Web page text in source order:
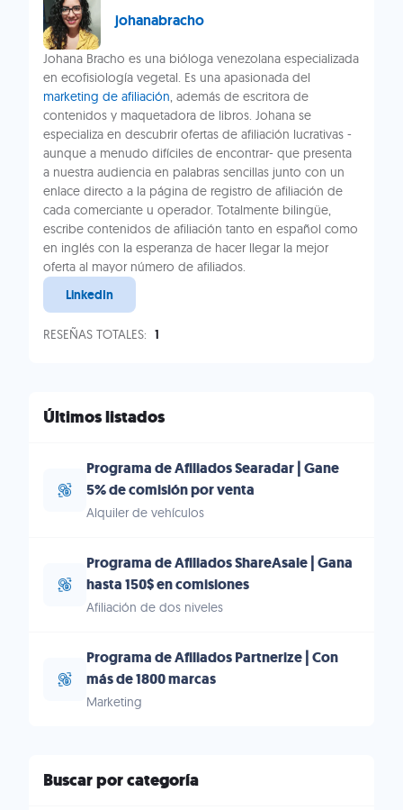
johanabracho
Johana Bracho es una bióloga venezolana especializada
en ecofisiología vegetal. Es una apasionada del
marketing de afiliación, además de escritora de
contenidos y maquetadora de libros. Johana se
especializa en descubrir ofertas de afiliación lucrativas -
aunque a menudo difíciles de encontrar- que presenta
a nuestra audiencia en palabras sencillas junto con un
enlace directo a la página de registro de afiliación de
cada comerciante u operador. Totalmente bilingüe,
escribe contenidos de afiliación tanto en español como
en inglés con la esperanza de hacer llegar la mejor
oferta al mayor número de afiliados.
LinkedIn
RESEÑAS TOTALES: 1
Últimos listados
Programa de Afiliados Searadar | Gane
5% de comisión por venta
Alquiler de vehículos
Programa de Afiliados ShareAsale | Gana
hasta 150$ en comisiones
Afiliación de dos niveles
Programa de Afiliados Partnerize | Con
más de 1800 marcas
Marketing
Buscar por categoría